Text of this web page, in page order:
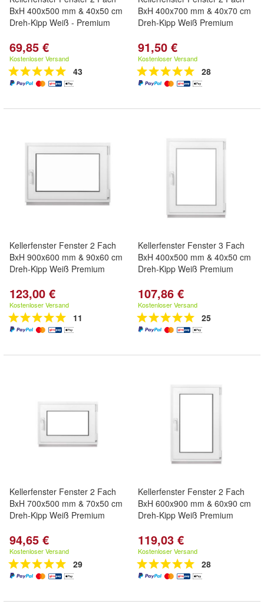
BxH 400x500 mm & 40x50 cm
Dreh-Kipp Weiß - Premium
69,85 €
Kostenloser Versand
43
BxH 400x700 mm & 40x70 cm
Dreh-Kipp Weiß Premium
91,50 €
Kostenloser Versand
28
Kellerfenster Fenster 2 Fach
BxH 900x600 mm & 90x60 cm
Dreh-Kipp Weiß Premium
123,00 €
Kostenloser Versand
11
Kellerfenster Fenster 3 Fach
BxH 400x500 mm & 40x50 cm
Dreh-Kipp Weiß Premium
107,86 €
Kostenloser Versand
25
Kellerfenster Fenster 2 Fach
BxH 700x500 mm & 70x50 cm
Dreh-Kipp Weiß Premium
94,65 €
Kostenloser Versand
29
Kellerfenster Fenster 2 Fach
BxH 600x900 mm & 60x90 cm
Dreh-Kipp Weiß Premium
119,03 €
Kostenloser Versand
28